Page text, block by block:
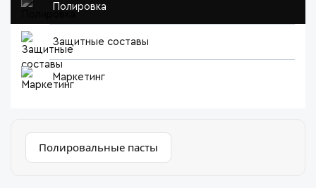
Полировка
Защитные составы
Маркетинг
Полировальные пасты